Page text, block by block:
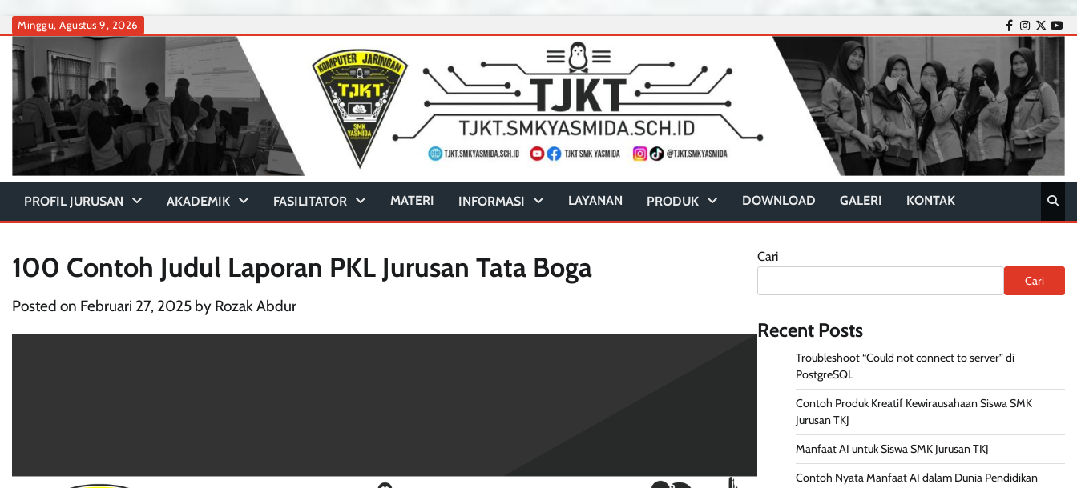
Skip
content
Minggu, Agustus 9, 2026 facebook
instagram
twitter
PROFIL JURUSAN AKADEMIK FASILITATOR MATERI INFORMASI LAYANAN PRODUK DOWNLOAD GALERI KONTAK
100 Contoh Judul Laporan PKL Jurusan Tata Boga
Posted on Februari 27, 2025 by Rozak Abdur
Cari
Cari
Recent Posts
Troubleshoot “Could not connect to server” di
PostgreSQL
Contoh Produk Kreatif Kewirausahaan Siswa SMK
Jurusan TKJ
Manfaat AI untuk Siswa SMK Jurusan TKJ
Contoh Nyata Manfaat AI dalam Dunia Pendidikan